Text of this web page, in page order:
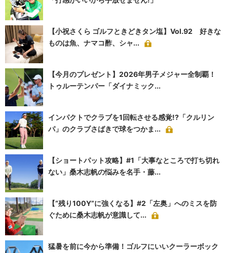
【小祝さくら ゴルフときどきタン塩】Vol.92 好きな
ものは魚、ナマコ酢、シャ...
【今月のプレゼント】2026年男子メジャー全制覇！
トゥルーテンパー「ダイナミック...
インパクトでクラブを1回転させる感覚!?「クルリン
パ」のクラブさばきで球をつかま...
【ショートパット攻略】#1「大事なところで打ち切れ
ない」桑木志帆の悩みを名手・藤...
【“残り100Y”に強くなる】#2「左奥」へのミスを防
ぐために桑木志帆が意識して...
猛暑を前に今から準備！ゴルフにいいクーラーボック